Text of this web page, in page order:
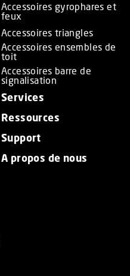
Accessoires gyrophares et
feux
Accessoires triangles
Accessoires ensembles de
toit
Accessoires barre de
signalisation
Services
Ressources
Support
A propos de nous